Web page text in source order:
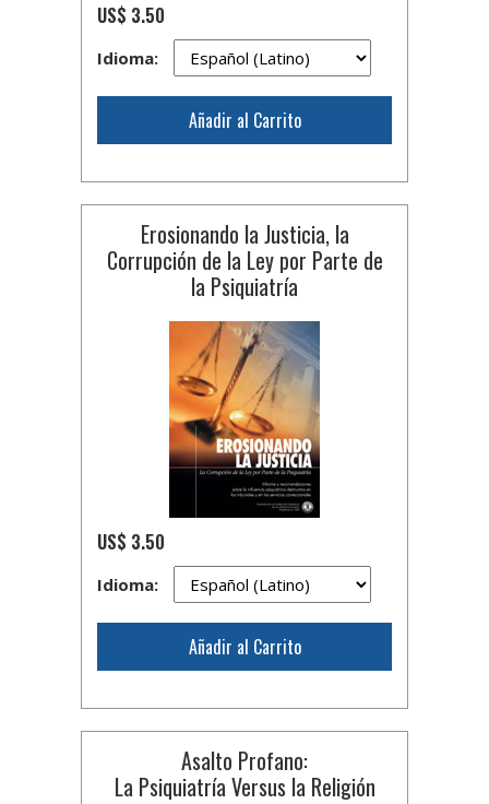
US$ 3.50
Idioma:
Añadir al Carrito
Erosionando la Justicia, la
Corrupción de la Ley por Parte de
la Psiquiatría
US$ 3.50
Idioma:
Añadir al Carrito
Asalto Profano:
La Psiquiatría Versus la Religión